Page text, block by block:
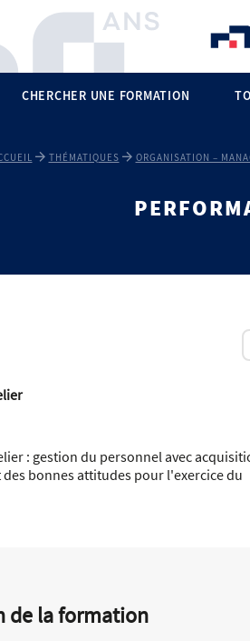
CHERCHER UNE FORMATION
THÉMATIQUES ORGANISATION –
: gestion du personnel avec
bonnes attitudes pour l'exercice du
de la formation